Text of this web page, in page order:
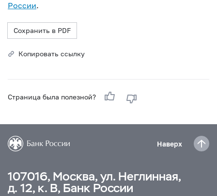
России.
Сохранить в PDF
Копировать ссылку
Страница была полезной?
Наверх
107016, Москва, ул. Неглинная,
д. 12, к. В, Банк России